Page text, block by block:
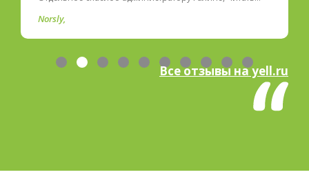
Norsly
Все отзывы на yell.ru